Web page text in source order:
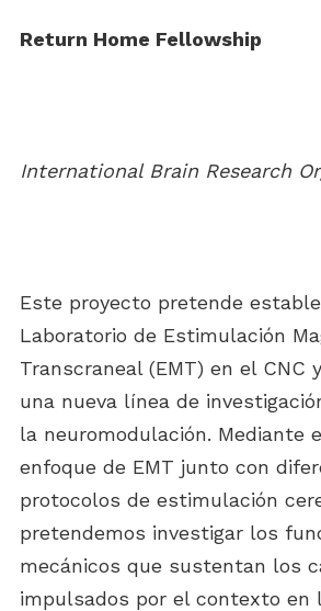
Return Home Fellowship
International Brain Research
Este proyecto pretende
Laboratorio de Estimulación
Transcraneal (EMT) en el CNC
una nueva línea de
la neuromodulación. Mediante
enfoque de EMT junto con
protocolos de estimulación
pretendemos investigar los
mecánicos que sustentan los
impulsados por el contexto en